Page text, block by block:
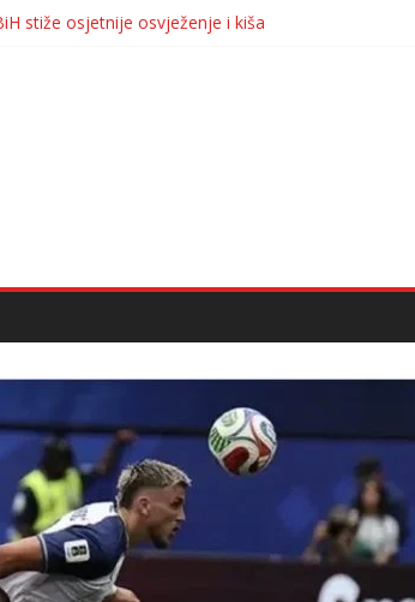
stiže osjetnije osvježenje i kiša
ozbiljno je narušena?
Željki Cvijanović i dalje bez odgovora